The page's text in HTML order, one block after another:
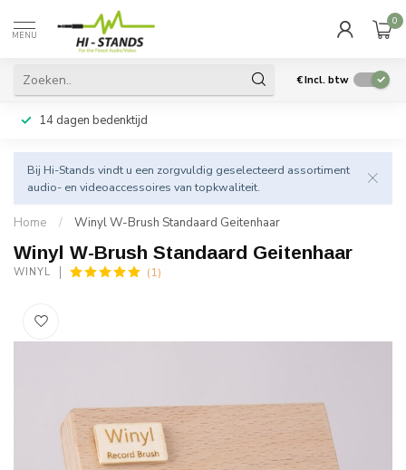
MENU
0
€Incl. btw
14 dagen bedenktijd
Bij Hi-Stands vindt u een zorgvuldig geselecteerd assortiment
audio- en videoaccessoires van topkwaliteit.
Home / Winyl W-Brush Standaard Geitenhaar
Winyl W-Brush Standaard Geitenhaar
WINYL (1)